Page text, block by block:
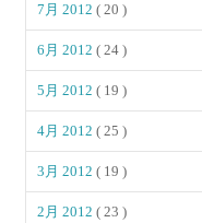
7月 2012( 20 )
6月 2012( 24 )
5月 2012( 19 )
4月 2012( 25 )
3月 2012( 19 )
2月 2012( 23 )